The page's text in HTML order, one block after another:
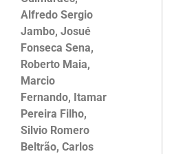
Alfredo Sergio
Jambo, Josué
Fonseca Sena,
Roberto Maia,
Marcio
Fernando, Itamar
Pereira Filho,
Silvio Romero
Beltrão, Carlos